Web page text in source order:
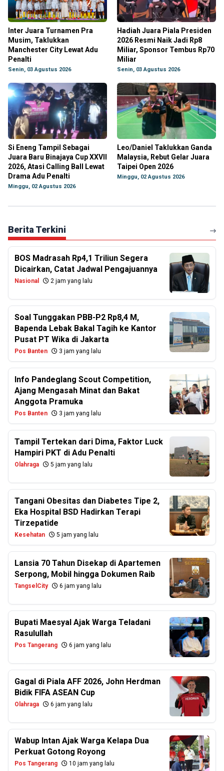
Inter Juara Turnamen Pra
Musim, Taklukkan
Manchester City Lewat Adu
Penalti
Senin, 03 Agustus 2026
Hadiah Juara Piala Presiden
2026 Resmi Naik Jadi Rp8
Miliar, Sponsor Tembus Rp70
Miliar
Senin, 03 Agustus 2026
Si Eneng Tampil Sebagai
Juara Baru Binajaya Cup XXVII
2026, Atasi Calling Ball Lewat
Drama Adu Penalti
Minggu, 02 Agustus 2026
Leo/Daniel Taklukkan Ganda
Malaysia, Rebut Gelar Juara
Taipei Open 2026
Minggu, 02 Agustus 2026
Berita Terkini
BOS Madrasah Rp4,1 Triliun Segera
Dicairkan, Catat Jadwal Pengajuannya
Nasional 2 jam yang lalu
Soal Tunggakan PBB-P2 Rp8,4 M,
Bapenda Lebak Bakal Tagih ke Kantor
Pusat PT Wika di Jakarta
Pos Banten 3 jam yang lalu
Info Pandeglang Scout Competition,
Ajang Mengasah Minat dan Bakat
Anggota Pramuka
Pos Banten 3 jam yang lalu
Tampil Tertekan dari Dima, Faktor Luck
Hampiri PKT di Adu Penalti
Olahraga 5 jam yang lalu
Tangani Obesitas dan Diabetes Tipe 2,
Eka Hospital BSD Hadirkan Terapi
Tirzepatide
Kesehatan 5 jam yang lalu
Lansia 70 Tahun Disekap di Apartemen
Serpong, Mobil hingga Dokumen Raib
TangselCity 6 jam yang lalu
Bupati Maesyal Ajak Warga Teladani
Rasulullah
Pos Tangerang 6 jam yang lalu
Gagal di Piala AFF 2026, John Herdman
Bidik FIFA ASEAN Cup
Olahraga 6 jam yang lalu
Wabup Intan Ajak Warga Kelapa Dua
Perkuat Gotong Royong
Pos Tangerang 10 jam yang lalu